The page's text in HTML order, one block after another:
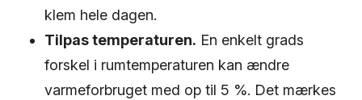
klem hele dagen.
Tilpas temperaturen. En enkelt grads
forskel i rumtemperaturen kan ændre
varmeforbruget med op til 5 %. Det mærkes